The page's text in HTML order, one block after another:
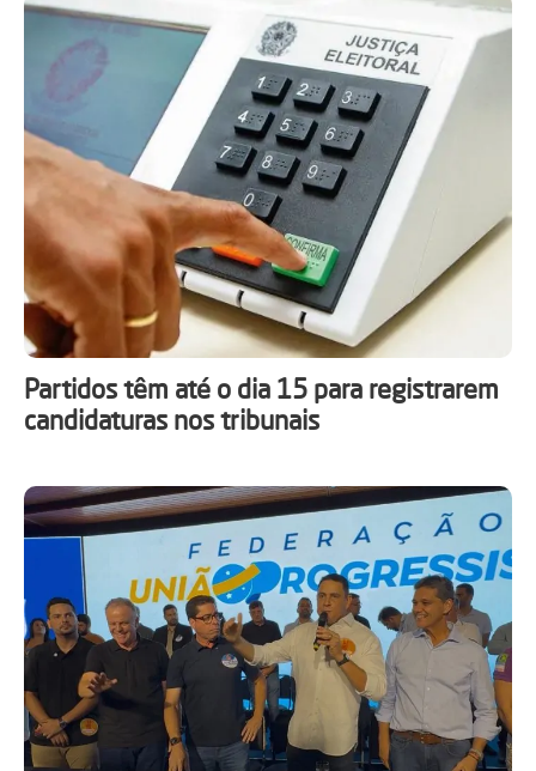
Partidos têm até o dia 15 para registrarem
candidaturas nos tribunais